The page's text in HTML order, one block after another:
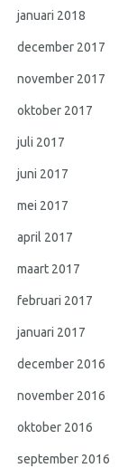
januari 2018
december 2017
november 2017
oktober 2017
juli 2017
juni 2017
mei 2017
april 2017
maart 2017
februari 2017
januari 2017
december 2016
november 2016
oktober 2016
september 2016